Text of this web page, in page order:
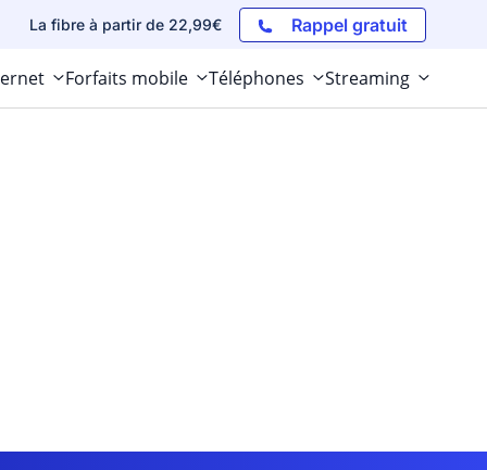
La fibre à partir de 22,99€ Rappel gratuit
Forfaits mobile Téléphones Streaming